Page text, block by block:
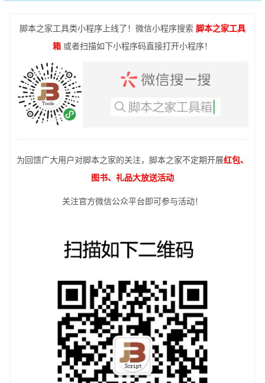
脚本之家工具类小程序上线了！微信小程序搜索 脚本之家工具
箱 或者扫描如下小程序码直接打开小程序！
为回馈广大用户对脚本之家的关注，脚本之家不定期开展红包、
图书、礼品大放送活动
关注官方微信公众平台即可参与活动！